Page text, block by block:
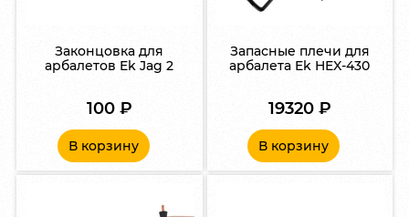
Законцовка для
арбалетов Ek Jag 2
100 ₽
В корзину
Запасные плечи для
арбалета Ek HEX-430
19320 ₽
В корзину